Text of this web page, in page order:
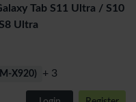
Tab S11 Ultra / S10
Ultra
X920) + 3